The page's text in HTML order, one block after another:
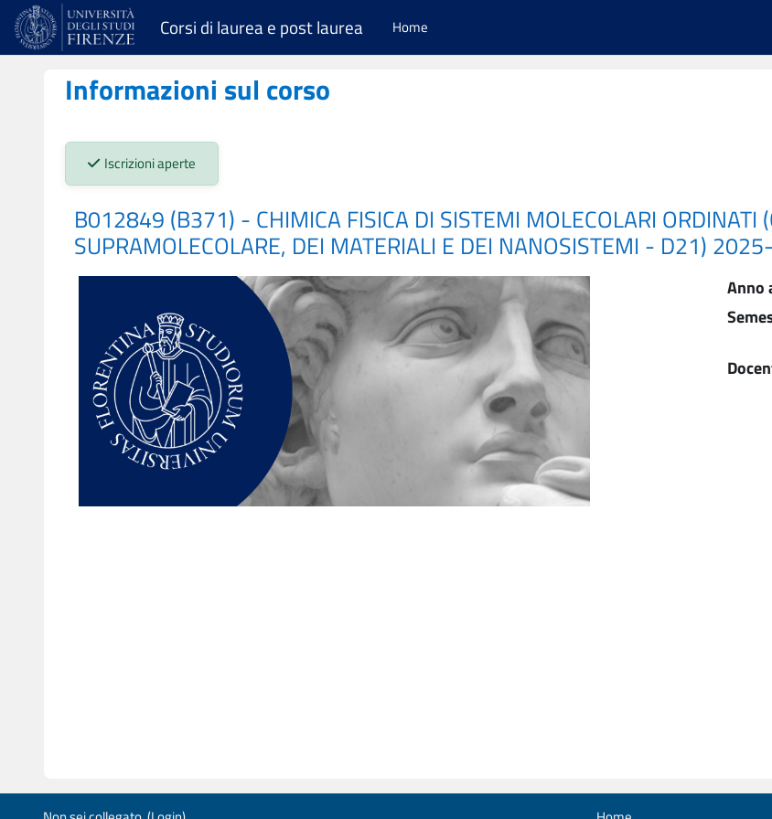
Vai al contenuto principale
Corsi di laurea e post laurea Home
Informazioni sul corso
Stato iscrizioni:
Iscrizioni aperte
B012849 (B371) - CHIMICA FISICA DI SISTEMI MOLECOLARI ORDINATI
SUPRAMOLECOLARE, DEI MATERIALI E DEI NANOSISTEMI - D21)
Anno